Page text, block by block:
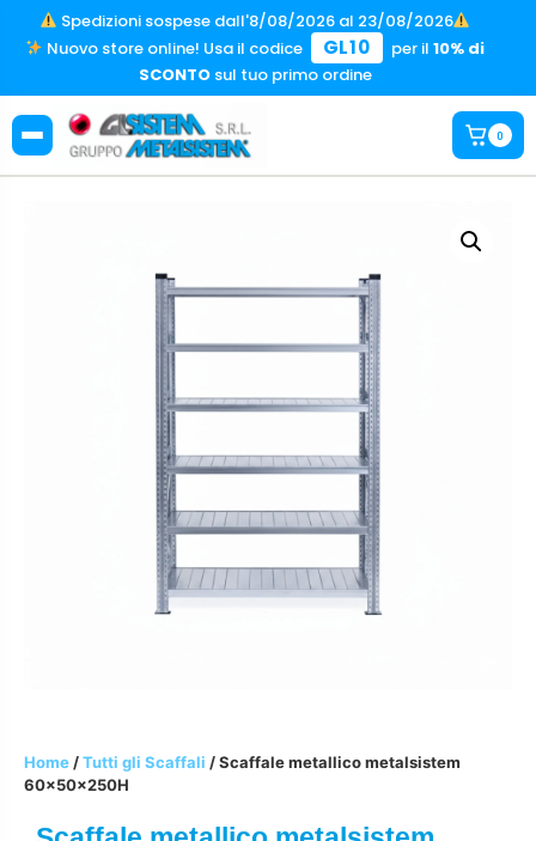
Spedizioni sospese dall'8/08/2026 al 23/08/2026
Nuovo store online! Usa il codice
GL10 per il10% di
SCONTOsul tuo primo ordine
0
Home /Tutti gli Scaffali / Scaffale metallico metalsistem
60x50x250H